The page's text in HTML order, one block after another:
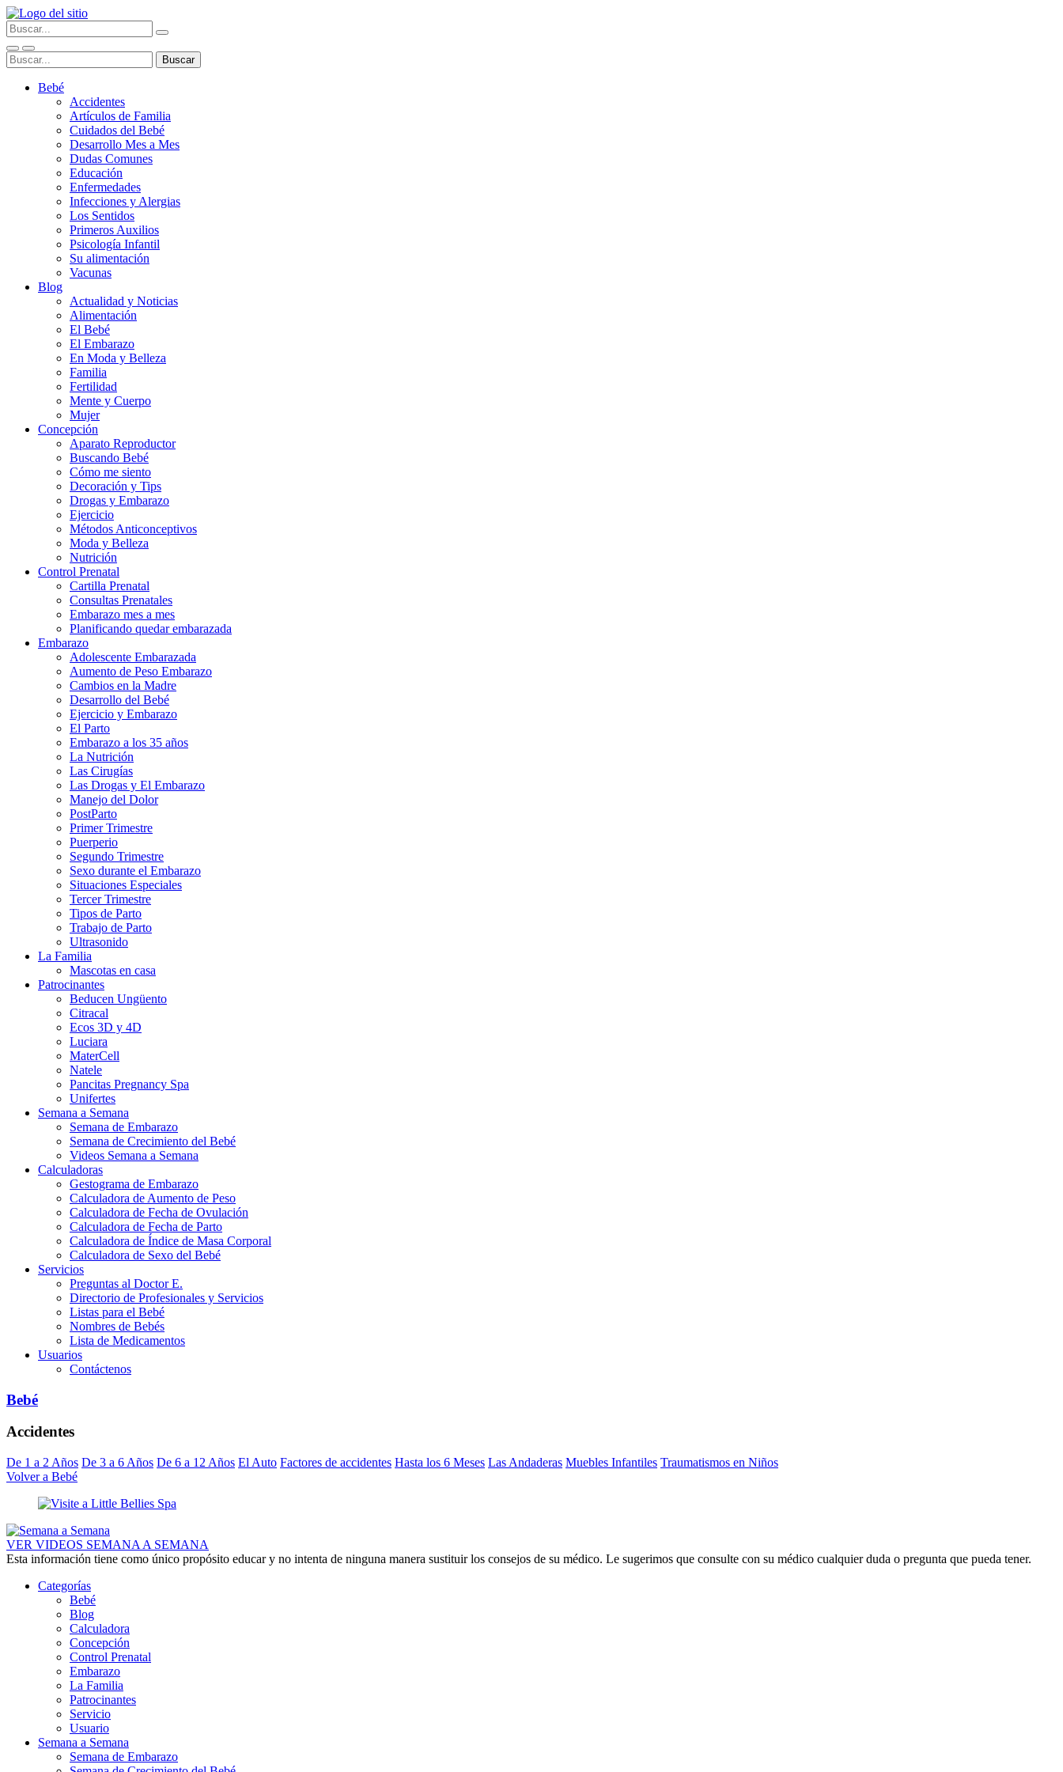
Bebé
Accidentes
Artículos de Familia
Cuidados del Bebé
Desarrollo Mes a Mes
Dudas Comunes
Educación
Enfermedades
Infecciones y Alergias
Los Sentidos
Primeros Auxilios
Psicología Infantil
Su alimentación
Vacunas
Blog
Actualidad y Noticias
Alimentación
El Bebé
El Embarazo
En Moda y Belleza
Familia
Fertilidad
Mente y Cuerpo
Mujer
Concepción
Aparato Reproductor
Buscando Bebé
Cómo me siento
Decoración y Tips
Drogas y Embarazo
Ejercicio
Métodos Anticonceptivos
Moda y Belleza
Nutrición
Control Prenatal
Cartilla Prenatal
Consultas Prenatales
Embarazo mes a mes
Planificando quedar embarazada
Embarazo
Adolescente Embarazada
Aumento de Peso Embarazo
Cambios en la Madre
Desarrollo del Bebé
Ejercicio y Embarazo
El Parto
Embarazo a los 35 años
La Nutrición
Las Cirugías
Las Drogas y El Embarazo
Manejo del Dolor
PostParto
Primer Trimestre
Puerperio
Segundo Trimestre
Sexo durante el Embarazo
Situaciones Especiales
Tercer Trimestre
Tipos de Parto
Trabajo de Parto
Ultrasonido
La Familia
Mascotas en casa
Patrocinantes
Beducen Ungüento
Citracal
Ecos 3D y 4D
Luciara
MaterCell
Natele
Pancitas Pregnancy Spa
Unifertes
Semana a Semana
Semana de Embarazo
Semana de Crecimiento del Bebé
Videos Semana a Semana
Calculadoras
Gestograma de Embarazo
Calculadora de Aumento de Peso
Calculadora de Fecha de Ovulación
Calculadora de Fecha de Parto
Calculadora de Índice de Masa Corporal
Calculadora de Sexo del Bebé
Servicios
Preguntas al Doctor E.
Directorio de Profesionales y Servicios
Listas para el Bebé
Nombres de Bebés
Lista de Medicamentos
Usuarios
Contáctenos
Bebé
Accidentes
De 1 a 2 Años De 3 a 6 Años De 6 a 12 Años El Auto Factores de accidentes Hasta los 6 Meses Las Andaderas Muebles Infantiles Traumatismos en Niños
Volver a Bebé
VER VIDEOS SEMANA A SEMANA
Esta información tiene como único propósito educar y no intenta de ninguna manera sustituir los consejos de su médico. Le sugerimos que consulte con su médico cualquier duda o pregunta que pueda tener.
Categorías
Bebé
Blog
Calculadora
Concepción
Control Prenatal
Embarazo
La Familia
Patrocinantes
Servicio
Usuario
Semana a Semana
Semana de Embarazo